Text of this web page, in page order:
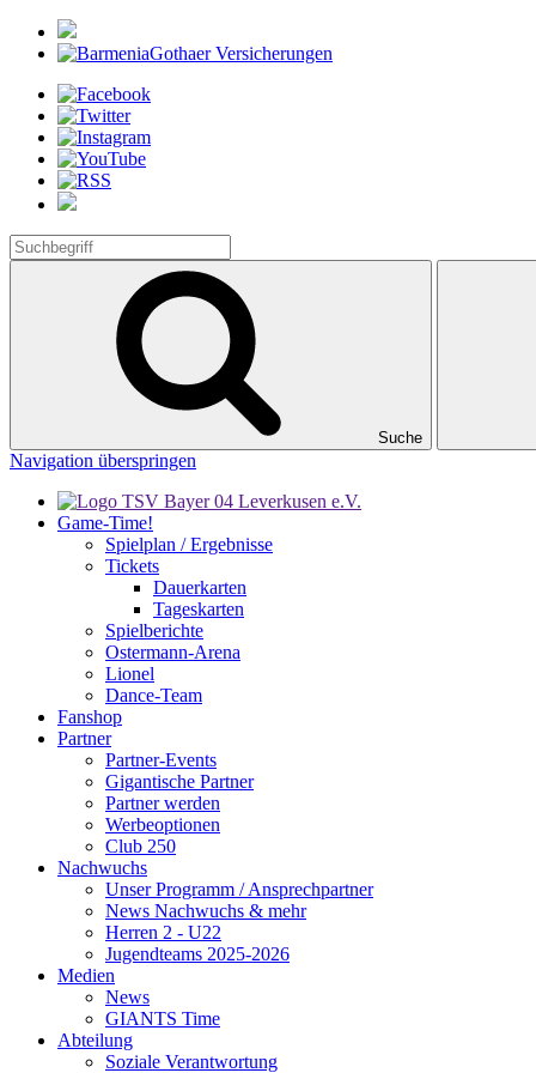
Suche
Navigation überspringen
Game-Time!
Spielplan / Ergebnisse
Tickets
Dauerkarten
Tageskarten
Spielberichte
Ostermann-Arena
Lionel
Dance-Team
Fanshop
Partner
Partner-Events
Gigantische Partner
Partner werden
Werbeoptionen
Club 250
Nachwuchs
Unser Programm / Ansprechpartner
News Nachwuchs & mehr
Herren 2 - U22
Jugendteams 2025-2026
Medien
News
GIANTS Time
Abteilung
Soziale Verantwortung